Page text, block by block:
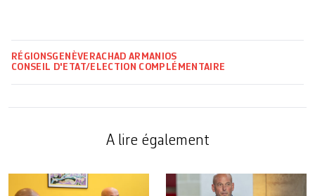
RÉGIONSGENÈVE RACHAD ARMANIOS
CONSEIL D'ETAT/ELECTION COMPLÉMENTAIRE
A lire également